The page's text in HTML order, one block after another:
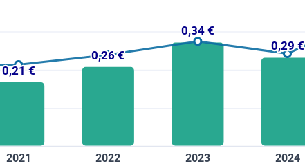
2021 2022 2023 2024
0,21 €
0,26 €
0,34 €
0,29 €